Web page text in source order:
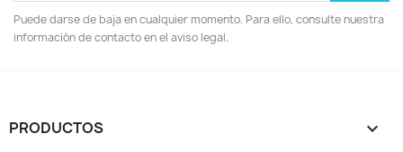
Puede darse de baja en cualquier momento. Para ello, consulte nuestra
información de contacto en el aviso legal.
PRODUCTOS 